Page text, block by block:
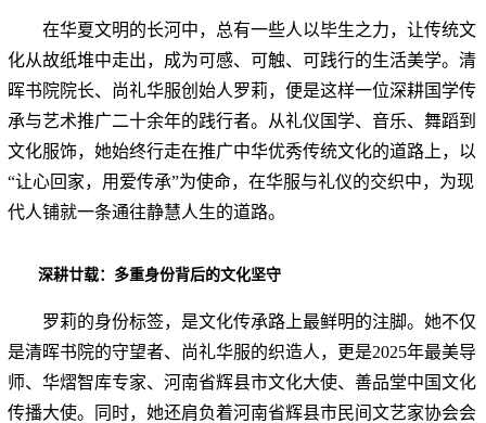
在华夏文明的长河中，总有一些人以毕生之力，让传统文
化从故纸堆中走出，成为可感、可触、可践行的生活美学。清
晖书院院长、尚礼华服创始人罗莉，便是这样一位深耕国学传
承与艺术推广二十余年的践行者。从礼仪国学、音乐、舞蹈到
文化服饰，她始终行走在推广中华优秀传统文化的道路上，以
“让心回家，用爱传承”为使命，在华服与礼仪的交织中，为现
代人铺就一条通往静慧人生的道路。
深耕廿载：多重身份背后的文化坚守
罗莉的身份标签，是文化传承路上最鲜明的注脚。她不仅
是清晖书院的守望者、尚礼华服的织造人，更是2025年最美导
师、华熠智库专家、河南省辉县市文化大使、善品堂中国文化
传播大使。同时，她还肩负着河南省辉县市民间文艺家协会会